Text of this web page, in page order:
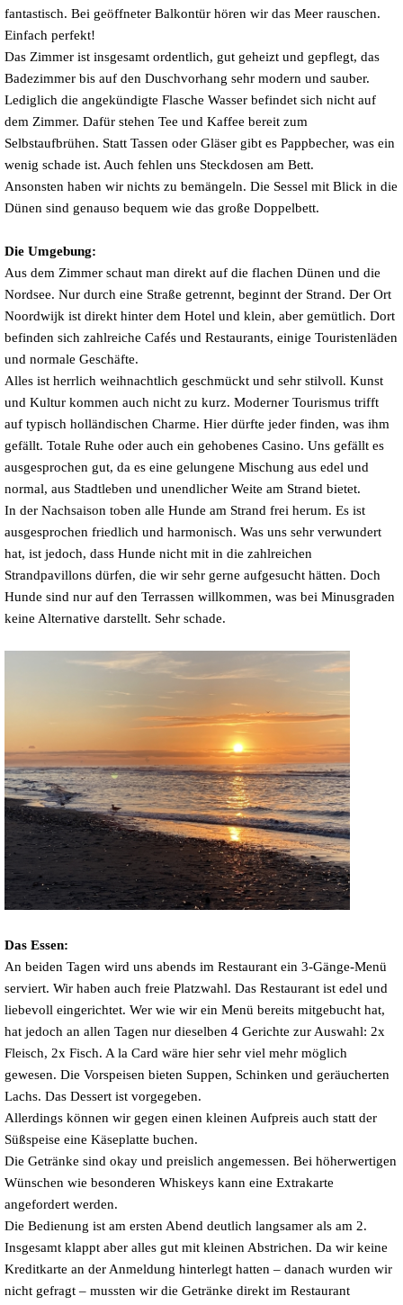
fantastisch. Bei geöffneter Balkontür hören wir das Meer rauschen.
Einfach perfekt!
Das Zimmer ist insgesamt ordentlich, gut geheizt und gepflegt, das
Badezimmer bis auf den Duschvorhang sehr modern und sauber.
Lediglich die angekündigte Flasche Wasser befindet sich nicht auf
dem Zimmer. Dafür stehen Tee und Kaffee bereit zum
Selbstaufbrühen. Statt Tassen oder Gläser gibt es Pappbecher, was ein
wenig schade ist. Auch fehlen uns Steckdosen am Bett.
Ansonsten haben wir nichts zu bemängeln. Die Sessel mit Blick in die
Dünen sind genauso bequem wie das große Doppelbett.
Die Umgebung:
Aus dem Zimmer schaut man direkt auf die flachen Dünen und die
Nordsee. Nur durch eine Straße getrennt, beginnt der Strand. Der Ort
Noordwijk ist direkt hinter dem Hotel und klein, aber gemütlich. Dort
befinden sich zahlreiche Cafés und Restaurants, einige Touristenläden
und normale Geschäfte.
Alles ist herrlich weihnachtlich geschmückt und sehr stilvoll. Kunst
und Kultur kommen auch nicht zu kurz. Moderner Tourismus trifft
auf typisch holländischen Charme. Hier dürfte jeder finden, was ihm
gefällt. Totale Ruhe oder auch ein gehobenes Casino. Uns gefällt es
ausgesprochen gut, da es eine gelungene Mischung aus edel und
normal, aus Stadtleben und unendlicher Weite am Strand bietet.
In der Nachsaison toben alle Hunde am Strand frei herum. Es ist
ausgesprochen friedlich und harmonisch. Was uns sehr verwundert
hat, ist jedoch, dass Hunde nicht mit in die zahlreichen
Strandpavillons dürfen, die wir sehr gerne aufgesucht hätten. Doch
Hunde sind nur auf den Terrassen willkommen, was bei Minusgraden
keine Alternative darstellt. Sehr schade.
Das Essen:
An beiden Tagen wird uns abends im Restaurant ein 3-Gänge-Menü
serviert. Wir haben auch freie Platzwahl. Das Restaurant ist edel und
liebevoll eingerichtet. Wer wie wir ein Menü bereits mitgebucht hat,
hat jedoch an allen Tagen nur dieselben 4 Gerichte zur Auswahl: 2x
Fleisch, 2x Fisch. A la Card wäre hier sehr viel mehr möglich
gewesen. Die Vorspeisen bieten Suppen, Schinken und geräucherten
Lachs. Das Dessert ist vorgegeben.
Allerdings können wir gegen einen kleinen Aufpreis auch statt der
Süßspeise eine Käseplatte buchen.
Die Getränke sind okay und preislich angemessen. Bei höherwertigen
Wünschen wie besonderen Whiskeys kann eine Extrakarte
angefordert werden.
Die Bedienung ist am ersten Abend deutlich langsamer als am 2.
Insgesamt klappt aber alles gut mit kleinen Abstrichen. Da wir keine
Kreditkarte an der Anmeldung hinterlegt hatten – danach wurden wir
nicht gefragt – mussten wir die Getränke direkt im Restaurant